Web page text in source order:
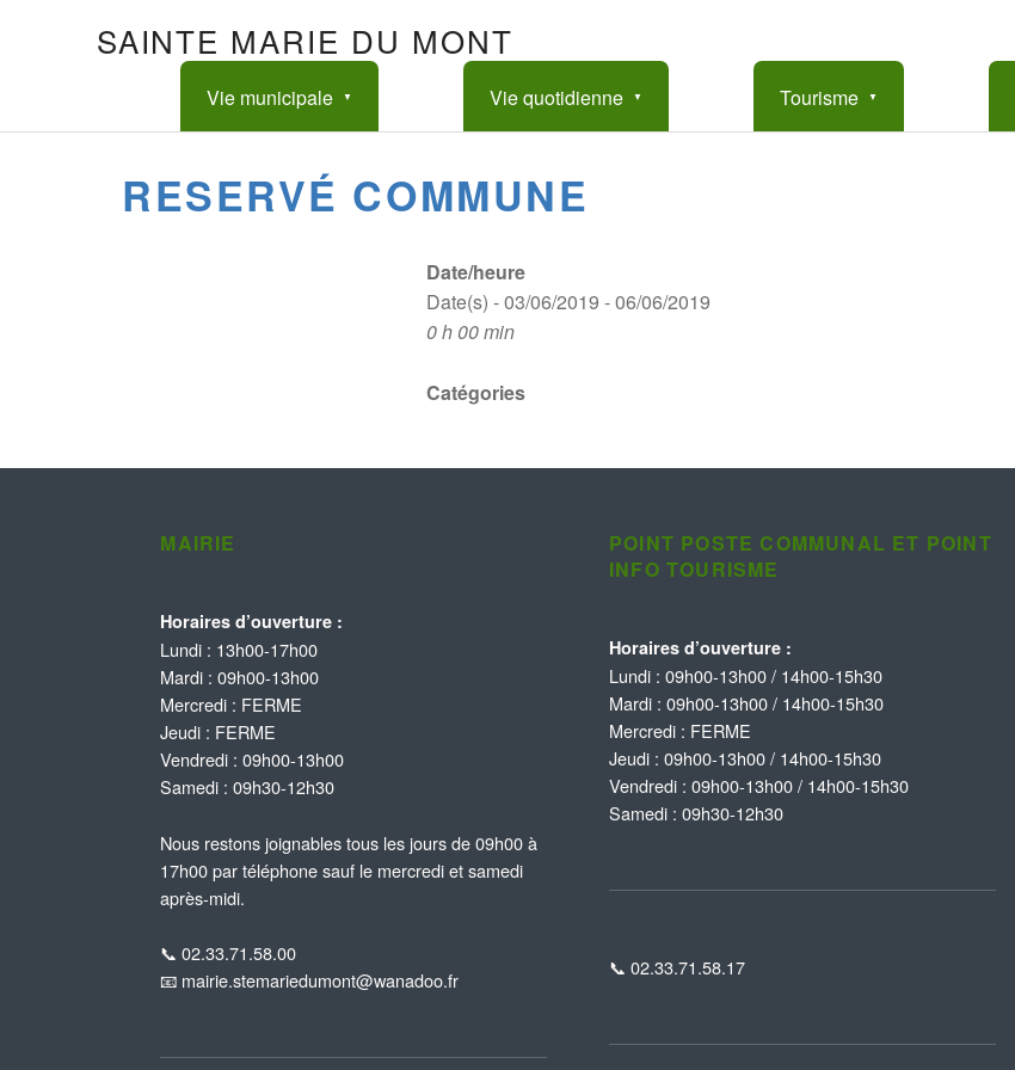
SAINTE MARIE DU MONT
Vie municipale Vie quotidienne Tourisme
RESERVÉ COMMUNE
Date/heure
Date(s) - 03/06/2019 - 06/06/2019
0 h 00 min
Catégories
Skip back to main navigation
MAIRIE
Horaires d’ouverture :
Lundi : 13h00-17h00
Mardi : 09h00-13h00
Mercredi : FERME
Jeudi : FERME
Vendredi : 09h00-13h00
Samedi : 09h30-12h30
Nous restons joignables tous les jours de 09h00 à
17h00 par téléphone sauf le mercredi et samedi
après-midi.
📞 02.33.71.58.00
📧 mairie.stemariedumont@wanadoo.fr
POINT POSTE COMMUNAL ET POINT
INFO TOURISME
Horaires d’ouverture :
Lundi : 09h00-13h00 / 14h00-15h30
Mardi : 09h00-13h00 / 14h00-15h30
Mercredi : FERME
Jeudi : 09h00-13h00 / 14h00-15h30
Vendredi : 09h00-13h00 / 14h00-15h30
Samedi : 09h30-12h30
📞 02.33.71.58.17